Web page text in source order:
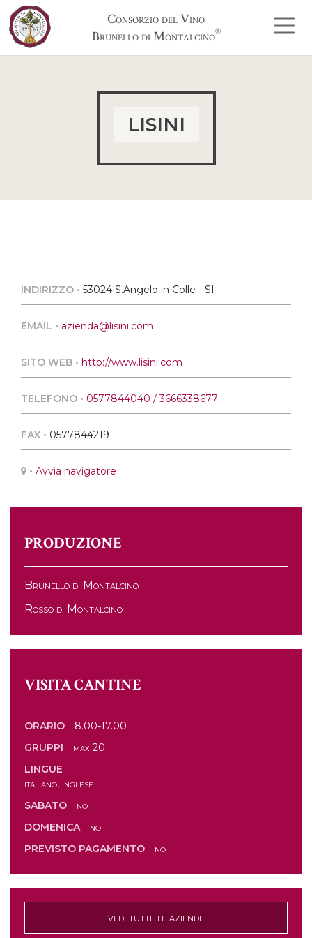
Consorzio del Vino
Brunello di Montalcino®
LISINI
PRODUZIONE
Brunello di Montalcino
Rosso di Montalcino
VISITA CANTINE
ORARIO
8.00-17.00
GRUPPI
max 20
LINGUE
italiano, inglese
SABATO
no
DOMENICA
no
PREVISTO PAGAMENTO
no
vedi tutte le aziende
INDIRIZZO • 53024 S.Angelo in Colle - SI
EMAIL • azienda@lisini.com
SITO WEB • http://www.lisini.com
TELEFONO • 0577844040 / 3666338677
FAX • 0577844219
• Avvia navigatore